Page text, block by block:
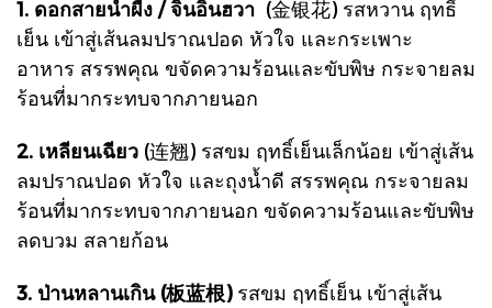
1. ดอกสายน้ำผื้ง / จิ๋นอิ๋นฮวา (金银花) รสหวาน ฤทธิ์
เย็น เข้าสู่เส้นลมปราณปอด หัวใจ และกระเพาะ
อาหาร สรรพคุณ ขจัดความร้อนและขับพิษ กระจายลม
ร้อนที่มากระทบจากภายนอก
2. เหลียนเฉียว (连翘) รสขม ฤทธิ์เย็นเล็กน้อย เข้าสู่เส้น
ลมปราณปอด หัวใจ และถุงน้ำดี สรรพคุณ กระจายลม
ร้อนที่มากระทบจากภายนอก ขจัดความร้อนและขับพิษ
ลดบวม สลายก้อน
3. ป่านหลานเกิน (板蓝根) รสขม ฤทธิ์เย็น เข้าสู่เส้น